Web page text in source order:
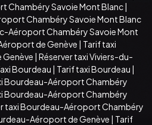
Chambéry Savoie Mont Blanc|
Chambéry Savoie Mont Blanc
Aéroport Chambéry Savoie Mont
de Genève | Tarif taxi
| Réserver taxi Viviers-du-
Bourdeau | Tarif taxi Bourdeau |
Bourdeau-Aéroport Chambéry
Bourdeau-Aéroport Chambéry
taxi Bourdeau-Aéroport Chambéry
Aéroport de Genève | Tarif